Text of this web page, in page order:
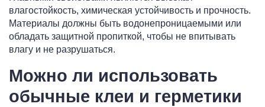
влагостойкость, химическая устойчивость и прочность.
Материалы должны быть водонепроницаемыми или
обладать защитной пропиткой, чтобы не впитывать
влагу и не разрушаться.
Можно ли использовать
обычные клеи и герметики